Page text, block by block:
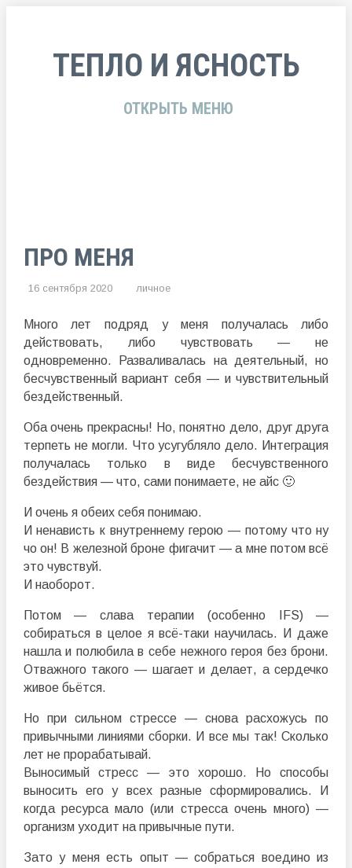
ТЕПЛО И ЯСНОСТЬ
ОТКРЫТЬ МЕНЮ
ПРО МЕНЯ
16 сентября 2020 личное
Много лет подряд у меня получалась либо
действовать, либо чувствовать — не
одновременно. Разваливалась на деятельный, но
бесчувственный вариант себя — и чувствительный
бездейственный.
Оба очень прекрасны! Но, понятно дело, друг друга
терпеть не могли. Что усугубляло дело. Интеграция
получалась только в виде бесчувственного
бездействия — что, сами понимаете, не айс 🙂
И очень я обеих себя понимаю.
И ненависть к внутреннему герою — потому что ну
чо он! В железной броне фигачит — а мне потом всё
это чувствуй.
И наоборот.
Потом — слава терапии (особенно IFS) —
собираться в целое я всё-таки научилась. И даже
нашла и полюбила в себе нежного героя без брони.
Отважного такого — шагает и делает, а сердечко
живое бьётся.
Но при сильном стрессе — снова расхожусь по
привычными линиями сборки. И все мы так! Сколько
лет не прорабатывай.
Выносимый стресс — это хорошо. Но способы
выносить его у всех разные сформировались. И
когда ресурса мало (или стресса очень много) —
организм уходит на привычные пути.
Зато у меня есть опыт — собраться воедино из